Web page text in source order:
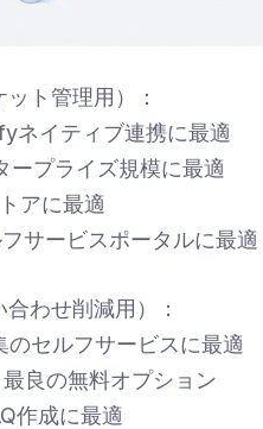
ット管理用）：
ネイティブ連携に最適
ープライズ規模に最適
アに最適
サービスポータルに最適
合わせ削減用）：
のセルフサービスに最適
良の無料オプション
作成に最適